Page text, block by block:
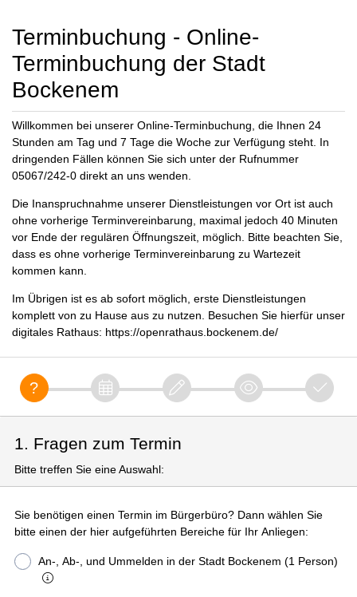
Terminbuchung - Online-
Terminbuchung der Stadt
Bockenem
Willkommen bei unserer Online-Terminbuchung, die Ihnen 24
Stunden am Tag und 7 Tage die Woche zur Verfügung steht. In
dringenden Fällen können Sie sich unter der Rufnummer
05067/242-0 direkt an uns wenden.
Die Inanspruchnahme unserer Dienstleistungen vor Ort ist auch
ohne vorherige Terminvereinbarung, maximal jedoch 40 Minuten
vor Ende der regulären Öffnungszeit, möglich. Bitte beachten Sie,
dass es ohne vorherige Terminvereinbarung zu Wartezeit
kommen kann.
Im Übrigen ist es ab sofort möglich, erste Dienstleistungen
komplett von zu Hause aus zu nutzen. Besuchen Sie hierfür unser
digitales Rathaus: https://openrathaus.bockenem.de/
1. Fragen zum Termin
Bitte treffen Sie eine Auswahl:
Sie benötigen einen Termin im Bürgerbüro? Dann wählen Sie
bitte einen der hier aufgeführten Bereiche für Ihr Anliegen:
An-, Ab-, und Ummelden in der Stadt Bockenem (1 Person)